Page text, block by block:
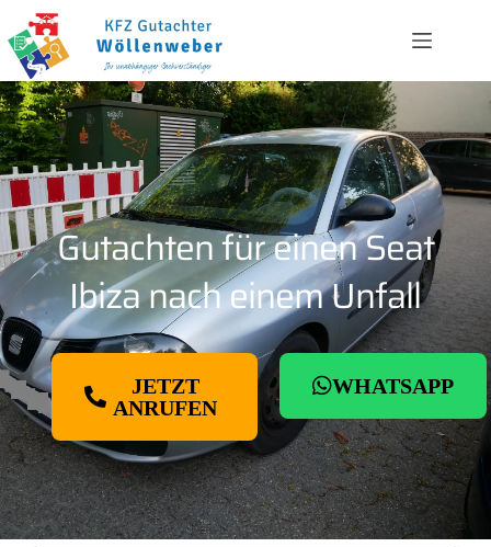
Gutachten für einen Seat
Ibiza nach einem Unfall
WHATSAPP
JETZT
ANRUFEN